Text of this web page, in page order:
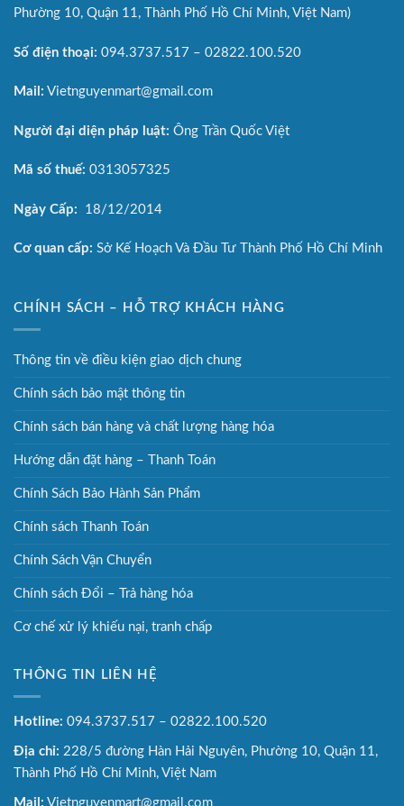
Phường 10, Quận 11, Thành Phố Hồ Chí Minh, Việt Nam)
Số điện thoại: 094.3737.517 – 02822.100.520
Mail: Vietnguyenmart@gmail.com
Người đại diện pháp luật: Ông Trần Quốc Việt
Mã số thuế: 0313057325
Ngày Cấp: 18/12/2014
Cơ quan cấp: Sở Kế Hoạch Và Đầu Tư Thành Phố Hồ Chí Minh
CHÍNH SÁCH – HỖ TRỢ KHÁCH HÀNG
Thông tin về điều kiện giao dịch chung
Chính sách bảo mật thông tin
Chính sách bán hàng và chất lượng hàng hóa
Hướng dẫn đặt hàng – Thanh Toán
Chính Sách Bảo Hành Sản Phẩm
Chính sách Thanh Toán
Chính Sách Vận Chuyển
Chính sách Đổi – Trả hàng hóa
Cơ chế xử lý khiếu nại, tranh chấp
THÔNG TIN LIÊN HỆ
Hotline: 094.3737.517 – 02822.100.520
Địa chỉ: 228/5 đường Hàn Hải Nguyên, Phường 10, Quận 11,
Thành Phố Hồ Chí Minh, Việt Nam
Mail: Vietnguyenmart@gmail.com